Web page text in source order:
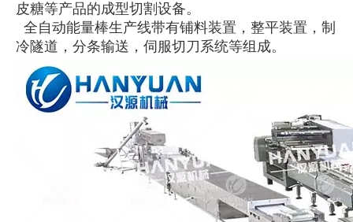
皮糖等产品的成型切割设备。
全自动能量棒生产线带有铺料装置，整平装置，制
冷隧道，分条输送，伺服切刀系统等组成。